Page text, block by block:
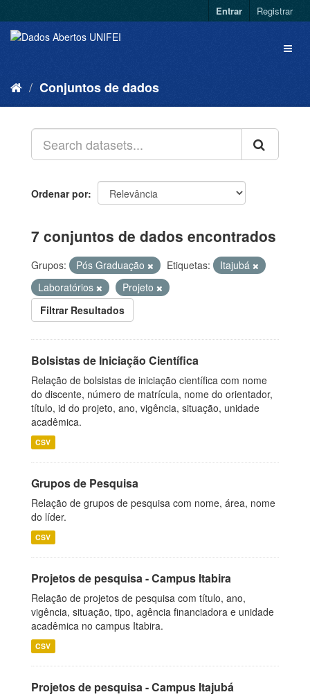
Entrar Registrar
Conjuntos de dados
Ordenar por
7 conjuntos de dados encontrados
Grupos: Pós Graduação Etiquetas:
Itajubá
Laboratórios
Projeto
Filtrar Resultados
Bolsistas de Iniciação Científica
Relação de bolsistas de iniciação científica com nome
do discente, número de matrícula, nome do orientador,
título, id do projeto, ano, vigência, situação, unidade
acadêmica.
CSV
Grupos de Pesquisa
Relação de grupos de pesquisa com nome, área, nome
do líder.
CSV
Projetos de pesquisa - Campus Itabira
Relação de projetos de pesquisa com título, ano,
vigência, situação, tipo, agência financiadora e unidade
acadêmica no campus Itabira.
CSV
Projetos de pesquisa - Campus Itajubá